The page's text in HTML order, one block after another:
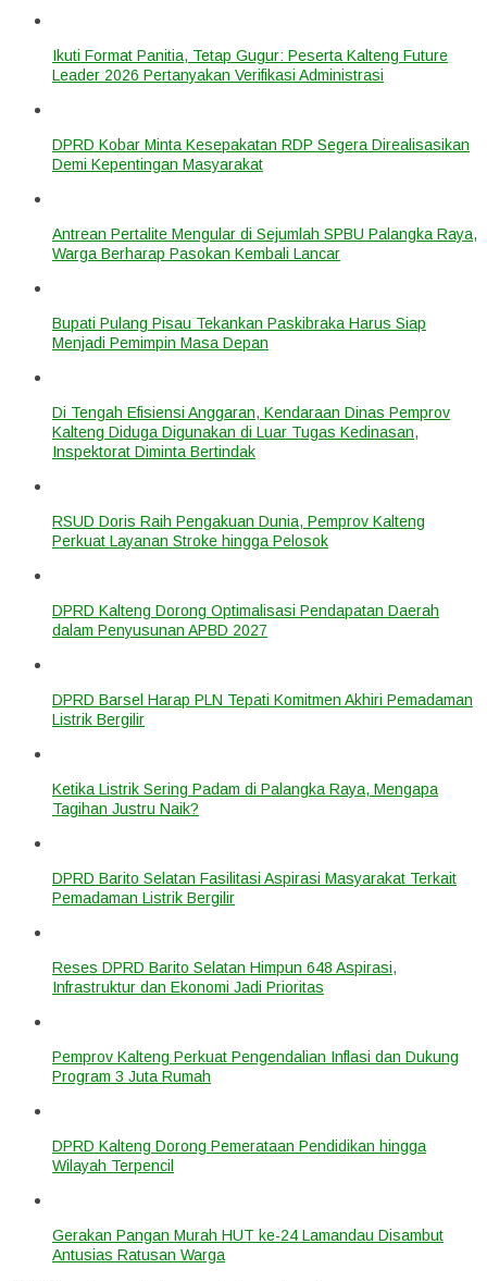
Ikuti Format Panitia, Tetap Gugur: Peserta Kalteng Future
Leader 2026 Pertanyakan Verifikasi Administrasi
DPRD Kobar Minta Kesepakatan RDP Segera Direalisasikan
Demi Kepentingan Masyarakat
Antrean Pertalite Mengular di Sejumlah SPBU Palangka Raya,
Warga Berharap Pasokan Kembali Lancar
Bupati Pulang Pisau Tekankan Paskibraka Harus Siap
Menjadi Pemimpin Masa Depan
Di Tengah Efisiensi Anggaran, Kendaraan Dinas Pemprov
Kalteng Diduga Digunakan di Luar Tugas Kedinasan,
Inspektorat Diminta Bertindak
RSUD Doris Raih Pengakuan Dunia, Pemprov Kalteng
Perkuat Layanan Stroke hingga Pelosok
DPRD Kalteng Dorong Optimalisasi Pendapatan Daerah
dalam Penyusunan APBD 2027
DPRD Barsel Harap PLN Tepati Komitmen Akhiri Pemadaman
Listrik Bergilir
Ketika Listrik Sering Padam di Palangka Raya, Mengapa
Tagihan Justru Naik?
DPRD Barito Selatan Fasilitasi Aspirasi Masyarakat Terkait
Pemadaman Listrik Bergilir
Reses DPRD Barito Selatan Himpun 648 Aspirasi,
Infrastruktur dan Ekonomi Jadi Prioritas
Pemprov Kalteng Perkuat Pengendalian Inflasi dan Dukung
Program 3 Juta Rumah
DPRD Kalteng Dorong Pemerataan Pendidikan hingga
Wilayah Terpencil
Gerakan Pangan Murah HUT ke-24 Lamandau Disambut
Antusias Ratusan Warga